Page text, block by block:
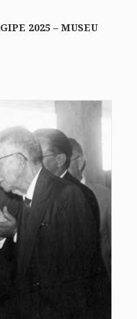
2025 – MUSEU